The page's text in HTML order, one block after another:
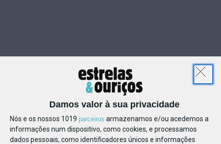
Damos valor à sua privacidade
Nós e os nossos 1019 parceiros armazenamos e/ou acedemos a
informações num dispositivo, como cookies, e processamos
dados pessoais, como identificadores únicos e informações